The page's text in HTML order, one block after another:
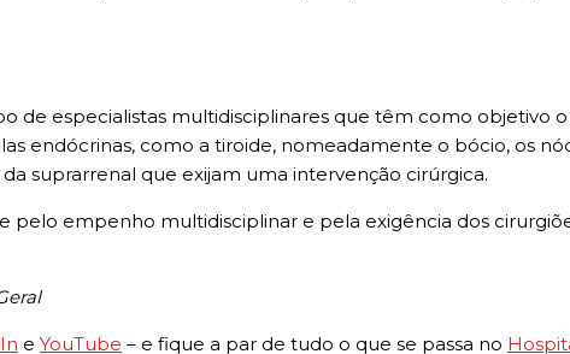
de especialistas multidisciplinares que têm como objetivo
endócrinas, como a tiroide, nomeadamente o bócio, os
suprarrenal que exijam uma intervenção cirúrgica.
pelo empenho multidisciplinar e pela exigência dos
e YouTube – e fique a par de tudo o que se passa no